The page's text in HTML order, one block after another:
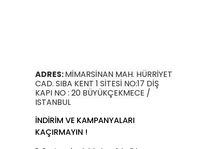
ADRES:MİMARSİNAN MAH. HÜRRİYET
CAD. SIBA KENT 1 SİTESİ NO:17 DİŞ
KAPI NO : 20 BÜYÜKÇEKMECE /
ISTANBUL
İNDİRİM VE KAMPANYALARI
KAÇIRMAYIN !